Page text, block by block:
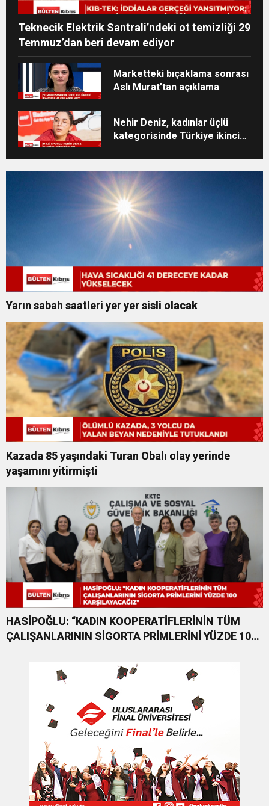
Teknecik Elektrik Santrali’ndeki ot temizliği 29
Temmuz’dan beri devam ediyor
Marketteki bıçaklama sonrası
Aslı Murat’tan açıklama
Nehir Deniz, kadınlar üçlü
kategorisinde Türkiye ikincisi
Yarın sabah saatleri yer yer sisli olacak
Kazada 85 yaşındaki Turan Obalı olay yerinde
yaşamını yitirmişti
HASİPOĞLU: “KADIN KOOPERATİFLERİNİN TÜM
ÇALIŞANLARININ SİGORTA PRİMLERİNİ YÜZDE 100